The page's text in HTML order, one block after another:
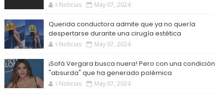
I-Noticias May 07, 2024
Querida conductora admite que ya no quería
despertarse durante una cirugía estética
I-Noticias May 07, 2024
¡Sofá Vergara busca nuera! Pero con una condición
"absurda" que ha generado polémica
I-Noticias May 07, 2024